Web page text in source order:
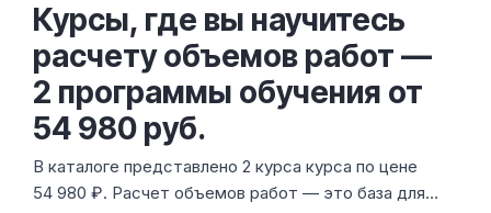
Курсы, где вы научитесь
расчету объемов работ —
2 программы обучения от
54 980 руб.
В каталоге представлено 2 курса курса по цене
54 980 ₽. Расчет объемов работ — это база для